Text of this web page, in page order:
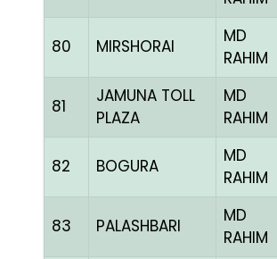
80 MIRSHORAI
MD
RAHIM
81
JAMUNA TOLL
PLAZA
MD
RAHIM
82 BOGURA
MD
RAHIM
83 PALASHBARI
MD
RAHIM